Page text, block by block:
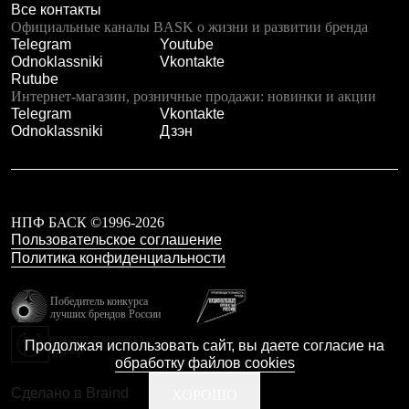
С синтетическим утеплителем
Аксессуары для спальников
Сумки и баулы
Баулы
Кошельки
Сумки
Гермомешки
Полезные аксессуары
Еда
Женская обувь
Сапоги
Ботинки
Мужская обувь
Ботинки
Кроссовки
Сапоги
Гамаши и бахилы
Гамаши
Тапочки и чуни
Все контакты
Официальные каналы BASK о жизни и развитии бренда
Telegram
Youtube
Odnoklassniki
Vkontakte
Rutube
Интернет-магазин, розничные продажи: новинки и акции
Telegram
Vkontakte
Odnoklassniki
Дзэн
НПФ БАСК ©1996-2026
Пользовательское соглашение
Политика конфиденциальности
Победитель конкурса
лучших брендов России
Калибр
Сделано в Braind
Продолжая использовать сайт, вы даете согласие на
обработку файлов cookies